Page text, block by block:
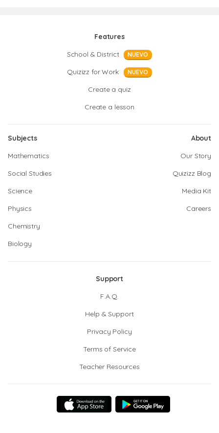
Features
School & District
NUEVO
Quizizz for Work NUEVO
Create a quiz
Create a lesson
Subjects
Mathematics
Social Studies
Science
Physics
Chemistry
Biology
About
Our Story
Quizizz Blog
Media Kit
Careers
Support
F.A.Q.
Help & Support
Privacy Policy
Terms of Service
Teacher Resources